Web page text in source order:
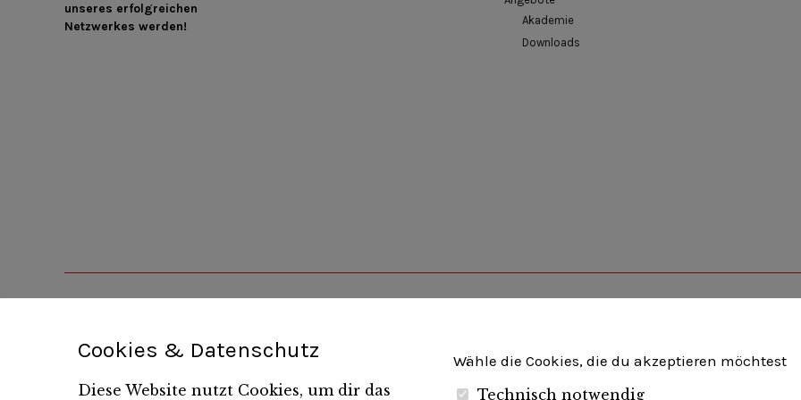
unseres erfolgreichen
Netzwerkes werden!
Akademie
Downloads
Unternehmerverband Brandenburg-Berlin e.V.
Cookies & Datenschutz
Diese Website nutzt Cookies, um dir das
Wähle die Cookies, die du akzeptieren möchtest
Technisch notwendig